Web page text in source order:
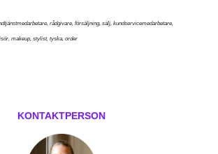
rådgivare, försäljning, sälj, kundservicemedarbetare,
makeup, stylist, tyska, order
Facebook
KONTAKTPERSON